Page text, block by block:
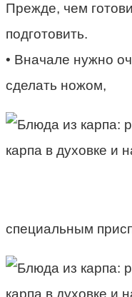
Прежде, чем
подготовить.
• Вначале нужно
сделать ножом,
специальным